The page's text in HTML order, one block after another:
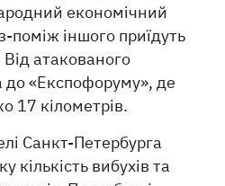
економічний
іншого приїдуть
атакованого
до «Експофоруму», де
17 кілометрів.
Санкт-Петербурга
кількість вибухів та